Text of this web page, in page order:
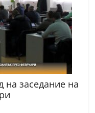
на заседание на